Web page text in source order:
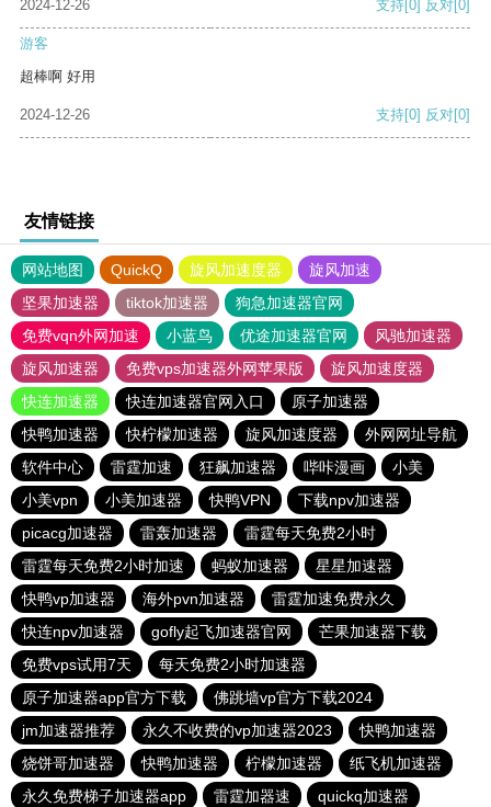
2024-12-26
支持[0] 反对[0]
游客
超棒啊 好用
2024-12-26 支持[0] 反对[0]
友情链接
网站地图 QuickQ 旋风加速度器
旋风加速
坚果加速器
tiktok加速器
狗急加速器官网
免费vqn外网加速
小蓝鸟 优途加速器官网
风驰加速器
旋风加速器
免费vps加速器外网苹果版
旋风加速度器
快连加速器
快连加速器官网入口
原子加速器
快鸭加速器
快柠檬加速器 旋风加速度器
外网网址导航
软件中心
雷霆加速 狂飙加速器 哔咔漫画
小美
小美vpn
小美加速器 快鸭VPN
下载npv加速器
picacg加速器
雷轰加速器
雷霆每天免费2小时
雷霆每天免费2小时加速
蚂蚁加速器
星星加速器
快鸭vp加速器
海外pvn加速器
雷霆加速免费永久
快连npv加速器
gofly起飞加速器官网
芒果加速器下载
免费vps试用7天
每天免费2小时加速器
原子加速器app官方下载
佛跳墙vp官方下载2024
jm加速器推荐
永久不收费的vp加速器2023
快鸭加速器
烧饼哥加速器
快鸭加速器 柠檬加速器
纸飞机加速器
永久免费梯子加速器app
雷霆加器速 quickq加速器